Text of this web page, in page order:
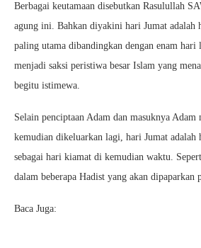
Berbagai keutamaan disebutkan Rasulullah
agung ini. Bahkan diyakini hari Jumat adalah
paling utama dibandingkan dengan enam hari
menjadi saksi peristiwa besar Islam yang
begitu istimewa.
Selain penciptaan Adam dan masuknya Adam
kemudian dikeluarkan lagi, hari Jumat adalah
sebagai hari kiamat di kemudian waktu.
dalam beberapa Hadist yang akan dipaparkan
Baca Juga: